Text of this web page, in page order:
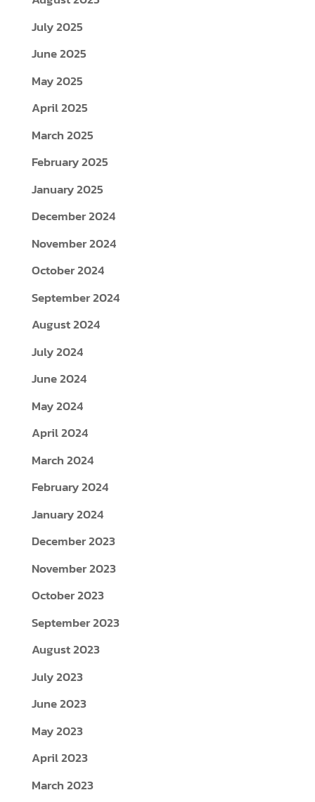
July 2025
June 2025
May 2025
April 2025
March 2025
February 2025
January 2025
December 2024
November 2024
October 2024
September 2024
August 2024
July 2024
June 2024
May 2024
April 2024
March 2024
February 2024
January 2024
December 2023
November 2023
October 2023
September 2023
August 2023
July 2023
June 2023
May 2023
April 2023
March 2023